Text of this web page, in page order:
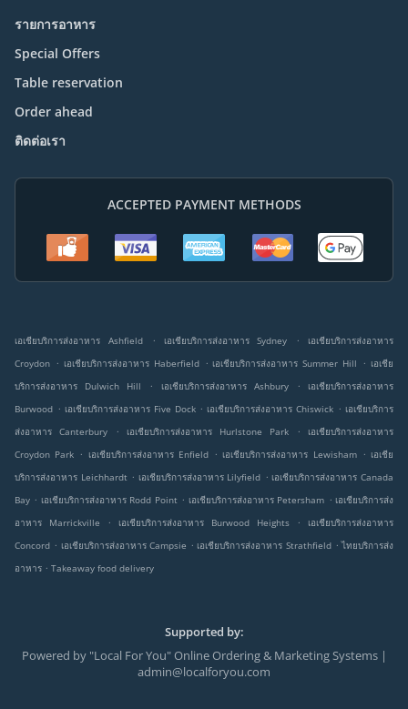
รายการอาหาร
Special Offers
Table reservation
Order ahead
ติดต่อเรา
ACCEPTED PAYMENT METHODS
เอเชียบริการส่งอาหาร Ashfield . เอเชียบริการส่งอาหาร Sydney .
เอเชียบริการส่งอาหาร
Croydon . เอเชียบริการส่งอาหาร Haberfield . เอเชียบริการส่งอาหาร Summer Hill . เอเชีย
บริการส่งอาหาร Dulwich Hill
. เอเชียบริการส่งอาหาร Ashbury .
เอเชียบริการส่งอาหาร
Burwood . เอเชียบริการส่งอาหาร Five Dock . เอเชียบริการส่งอาหาร Chiswick . เอเชียบริการ
ส่งอาหาร Canterbury
. เอเชียบริการส่งอาหาร Hurlstone Park .
เอเชียบริการส่งอาหาร
Croydon Park . เอเชียบริการส่งอาหาร Enfield . เอเชียบริการส่งอาหาร Lewisham . เอเชีย
บริการส่งอาหาร Leichhardt . เอเชียบริการส่งอาหาร Lilyfield . เอเชียบริการส่งอาหาร Canada
Bay . เอเชียบริการส่งอาหาร Rodd Point . เอเชียบริการส่งอาหาร Petersham . เอเชียบริการส่ง
อาหาร Marrickville
. เอเชียบริการส่งอาหาร Burwood Heights .
เอเชียบริการส่งอาหาร
Concord . เอเชียบริการส่งอาหาร Campsie . เอเชียบริการส่งอาหาร Strathfield . ไทยบริการส่ง
อาหาร . Takeaway food delivery
Supported by:
Powered by "Local For You" Online Ordering & Marketing Systems |
admin@localforyou.com